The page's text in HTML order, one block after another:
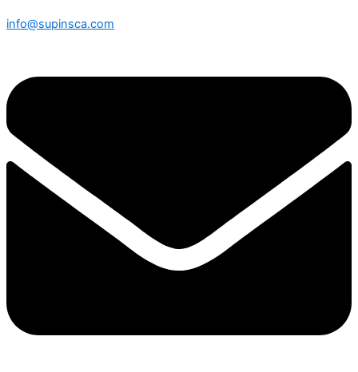
info@supinsca.com